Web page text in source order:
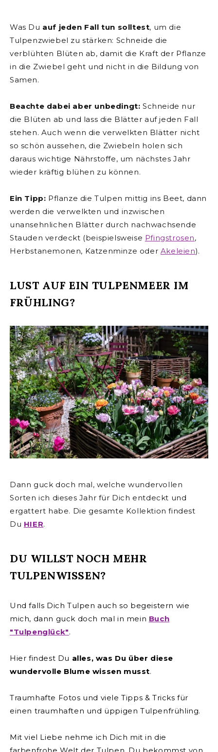
Was Du auf jeden Fall tun solltest, um die
Tulpenzwiebel zu stärken: Schneide die
verblühten Blüten ab, damit die Kraft der Pflanze
in die Zwiebel geht und nicht in die Bildung von
Samen.
Beachte dabei aber unbedingt: Schneide nur
die Blüten ab und lass die Blätter auf jeden Fall
stehen. Auch wenn die verwelkten Blätter nicht
so schön aussehen, die Zwiebeln holen sich
daraus wichtige Nährstoffe, um nächstes Jahr
wieder kräftig blühen zu können.
Ein Tipp: Pflanze die Tulpen mittig ins Beet, dann
werden die verwelkten und inzwischen
unansehnlichen Blätter durch nachwachsende
Stauden verdeckt (beispielsweise Pfingstrosen,
Herbstanemonen, Katzenminze oder Akeleien).
LUST AUF EIN TULPENMEER IM
FRÜHLING?
Dann guck doch mal, welche wundervollen
Sorten ich dieses Jahr für Dich entdeckt und
ergattert habe. Die gesamte Kollektion findest
Du HIER.
DU WILLST NOCH MEHR
TULPENWISSEN?
Und falls Dich Tulpen auch so begeistern wie
mich, dann guck doch mal in mein Buch
"Tulpenglück".
Hier findest Du alles, was Du über diese
wundervolle Blume wissen musst.
Traumhafte Fotos und viele Tipps & Tricks für
einen traumhaften und üppigen Tulpenfrühling.
Mit viel Liebe nehme ich Dich mit in die
farbenfrohe Welt der Tulpen. Du bekommst von